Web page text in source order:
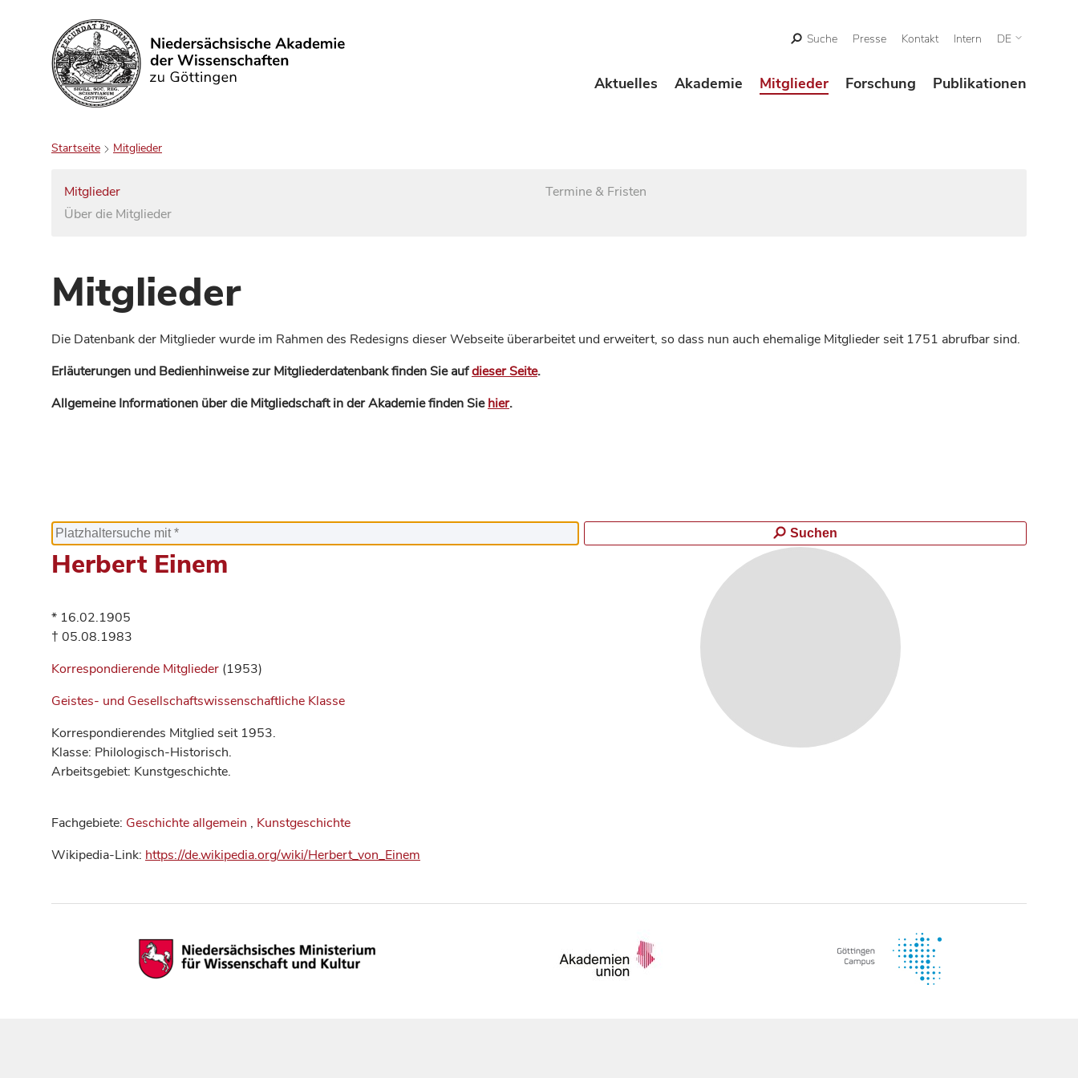
Suchen
Suche Presse Kontakt Intern DE
Aktuelles Akademie Mitglieder Forschung Publikationen
Startseite Mitglieder
Mitglieder
Über die Mitglieder
Termine & Fristen
Mitglieder
Die Datenbank der Mitglieder wurde im Rahmen des Redesigns dieser Webseite überarbeitet und erweitert, so dass nun auch ehemalige Mitglieder seit 1751 abrufbar sind.
Erläuterungen und Bedienhinweise zur Mitgliederdatenbank finden Sie aufdieser Seite.
Allgemeine Informationen über die Mitgliedschaft in der Akademie finden Siehier.
Suchen
Herbert Einem
* 16.02.1905
† 05.08.1983
Korrespondierende Mitglieder (1953)
Geistes- und Gesellschaftswissenschaftliche Klasse
Korrespondierendes Mitglied seit 1953.
Klasse: Philologisch-Historisch.
Arbeitsgebiet: Kunstgeschichte.
Fachgebiete: Geschichte allgemein , Kunstgeschichte
Wikipedia-Link: https://de.wikipedia.org/wiki/Herbert_von_Einem